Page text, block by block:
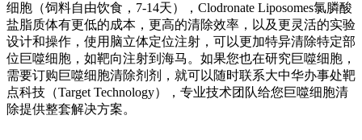
细胞（饲料自由饮食，7-14天），Clodronate Liposomes氯膦酸
盐脂质体有更低的成本，更高的清除效率，以及更灵活的实验
设计和操作，使用脑立体定位注射，可以更加特异清除特定部
位巨噬细胞，如靶向注射到海马。如果您也在研究巨噬细胞，
需要订购巨噬细胞清除剂剂，就可以随时联系大中华办事处靶
点科技（Target Technology），专业技术团队给您巨噬细胞清
除提供整套解决方案。